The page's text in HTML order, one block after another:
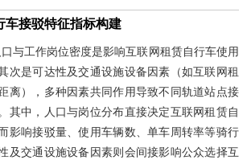
车接驳特征指标构建
口与工作岗位密度是影响互联网租赁自行车使用
次是可达性及交通设施设备因素（如互联网租
离），多种因素共同作用导致不同轨道站点接
其中，人口与岗位分布直接决定互联网租赁自
影响接驳量、使用车辆数、单车周转率等骑行
及交通设施设备因素则会间接影响公众选择互